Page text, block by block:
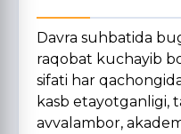
Davra suhbatida
raqobat kuchayib
sifati har
kasb etayotganligi,
avvalambor,